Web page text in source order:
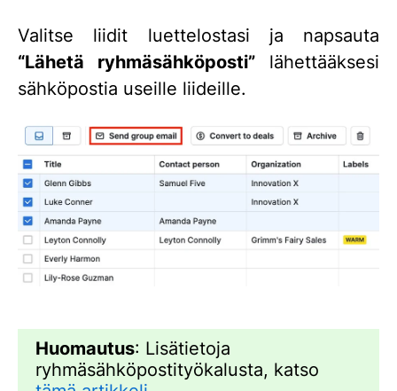
Valitse liidit luettelostasi ja napsauta
“Lähetä ryhmäsähköposti” lähettääksesi
sähköpostia useille liideille.
Huomautus: Lisätietoja
ryhmäsähköpostityökalusta, katso